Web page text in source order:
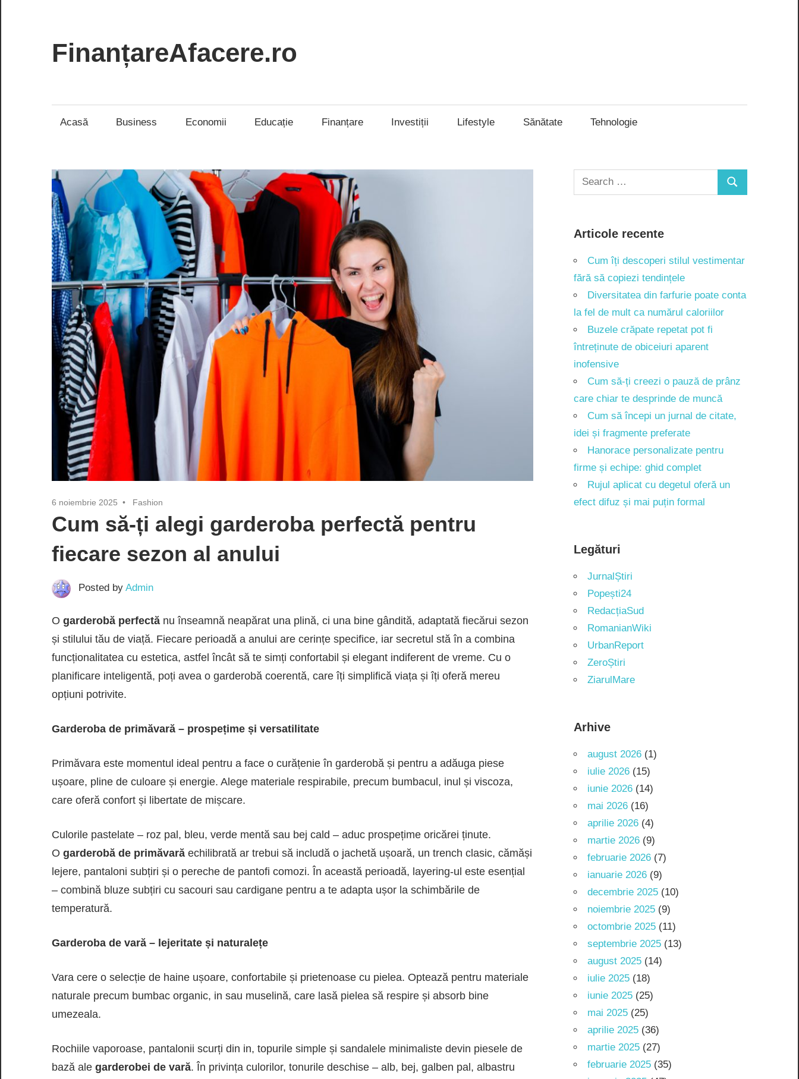
content
FinanțareAfacere.ro
Acasă Business Economii Educație Finanțare Investiții Lifestyle Sănătate Tehnologie
6 noiembrie 2025 Fashion
Cum să-ți alegi garderoba perfectă pentru
fiecare sezon al anului
Posted by Admin
O garderobă perfectă nu înseamnă neapărat una plină, ci una bine gândită, adaptată fiecărui sezon
și stilului tău de viață. Fiecare perioadă a anului are cerințe specifice, iar secretul stă în a combina
funcționalitatea cu estetica, astfel încât să te simți confortabil și elegant indiferent de vreme. Cu o
planificare inteligentă, poți avea o garderobă coerentă, care îți simplifică viața și îți oferă mereu
opțiuni potrivite.
Garderoba de primăvară – prospețime și versatilitate
Primăvara este momentul ideal pentru a face o curățenie în garderobă și pentru a adăuga piese
ușoare, pline de culoare și energie. Alege materiale respirabile, precum bumbacul, inul și viscoza,
care oferă confort și libertate de mișcare.
Culorile pastelate – roz pal, bleu, verde mentă sau bej cald – aduc prospețime oricărei ținute.
O garderobă de primăvară echilibrată ar trebui să includă o jachetă ușoară, un trench clasic, cămăși
lejere, pantaloni subțiri și o pereche de pantofi comozi. În această perioadă, layering-ul este esențial
– combină bluze subțiri cu sacouri sau cardigane pentru a te adapta ușor la schimbările de
temperatură.
Garderoba de vară – lejeritate și naturalețe
Vara cere o selecție de haine ușoare, confortabile și prietenoase cu pielea. Optează pentru materiale
naturale precum bumbac organic, in sau muselină, care lasă pielea să respire și absorb bine
umezeala.
Rochiile vaporoase, pantalonii scurți din in, topurile simple și sandalele minimaliste devin piesele de
bază ale garderobei de vară. În privința culorilor, tonurile deschise – alb, bej, galben pal, albastru
Search
for:
Search
Articole recente
Cum îți descoperi stilul vestimentar
fără să copiezi tendințele
Diversitatea din farfurie poate conta
la fel de mult ca numărul caloriilor
Buzele crăpate repetat pot fi
întreținute de obiceiuri aparent
inofensive
Cum să-ți creezi o pauză de prânz
care chiar te desprinde de muncă
Cum să începi un jurnal de citate,
idei și fragmente preferate
Hanorace personalizate pentru
firme și echipe: ghid complet
Rujul aplicat cu degetul oferă un
efect difuz și mai puțin formal
Legături
JurnalȘtiri
Popești24
RedacțiaSud
RomanianWiki
UrbanReport
ZeroȘtiri
ZiarulMare
Arhive
august 2026(1)
iulie 2026(15)
iunie 2026(14)
mai 2026(16)
aprilie 2026(4)
martie 2026(9)
februarie 2026(7)
ianuarie 2026(9)
decembrie 2025(10)
noiembrie 2025(9)
octombrie 2025(11)
septembrie 2025(13)
august 2025(14)
iulie 2025(18)
iunie 2025(25)
mai 2025(25)
aprilie 2025(36)
martie 2025(27)
februarie 2025(35)